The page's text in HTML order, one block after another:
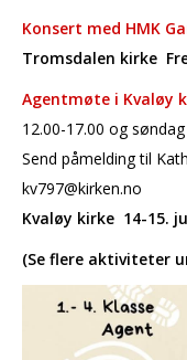
Konsert med HMK
Tromsdalen kirke
Agentmøte i Kvaløy
12.00-17.00 og
Send påmelding til
kv797@kirken.no
Kvaløy kirke 14-15.
(Se flere aktiviteter